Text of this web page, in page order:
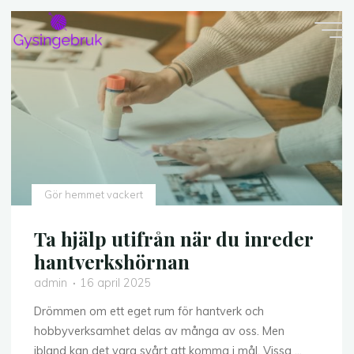
Skip
content
Gör hemmet vackert
Ta hjälp utifrån när du inreder
hantverkshörnan
admin
16 april 2025
Drömmen om ett eget rum för hantverk och
hobbyverksamhet delas av många av oss. Men